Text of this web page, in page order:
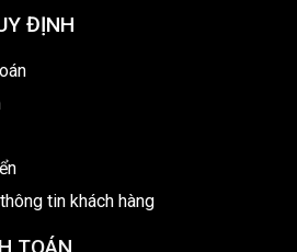
ĐỊNH
tin khách hàng